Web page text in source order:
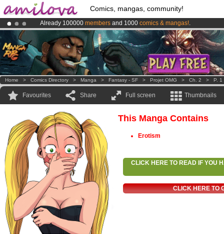
Comics, mangas, community!
Already 100000 members and 1000 comics & mangas!.
Premium membership from3.95 eurosper month !Get membership
AmilovaKickstarter is now LIVE!.
Home > Comics Directory > Manga > Fantasy - SF > Projet OMG > Ch. 2 > P. 1
Favourites Share Full screen Thumbnails
This Manga Contains
Erotism
CLICK HERE TO READ IF YOU
CLICK HERE TO